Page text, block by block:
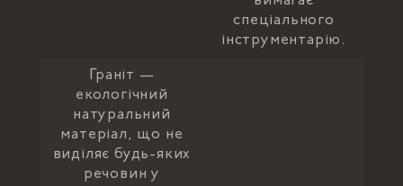
спеціального
інструментарію.
Граніт —
екологічний
натуральний
матеріал, що не
виділяє будь-яких
речовин у